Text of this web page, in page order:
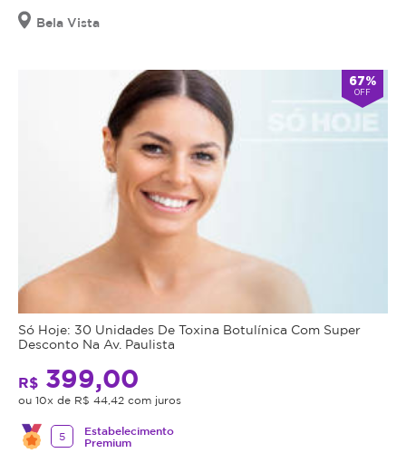
Bela Vista
67%
OFF
Só Hoje: 30 Unidades De Toxina Botulínica Com Super
Desconto Na Av. Paulista
R$ 399,00
ou 10x de R$ 44,42 com juros
5
Estabelecimento
Premium